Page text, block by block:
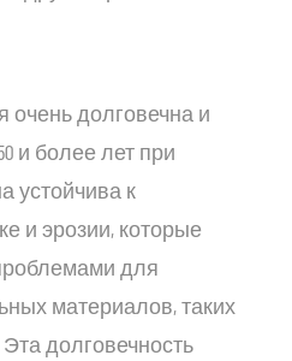
очень долговечна и
и более лет при
устойчива к
и эрозии, которые
для
материалов, таких
долговечность